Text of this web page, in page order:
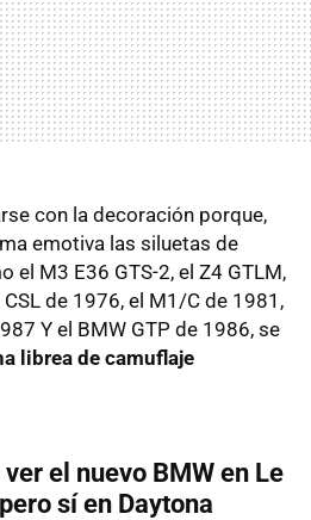
con la decoración porque,
emotiva las siluetas de
el M3 E36 GTS-2, el Z4 GTLM,
de 1976, el M1/C de 1981,
Y el BMW GTP de 1986, se
librea de camuflaje
el nuevo BMW en Le
sí en Daytona